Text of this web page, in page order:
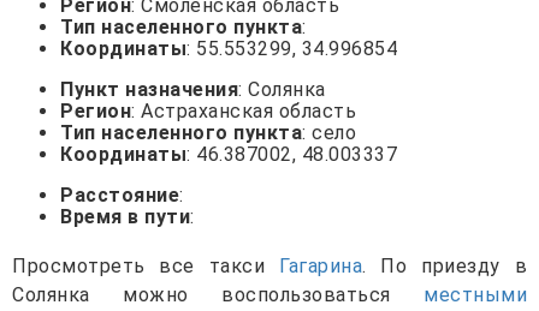
Регион: Смоленская область
Тип населенного пункта:
Координаты: 55.553299, 34.996854
Пункт назначения: Солянка
Регион: Астраханская область
Тип населенного пункта: село
Координаты: 46.387002, 48.003337
Расстояние:
Время в пути:
Просмотреть все такси Гагарина. По приезду в
Солянка можно воспользоваться местными